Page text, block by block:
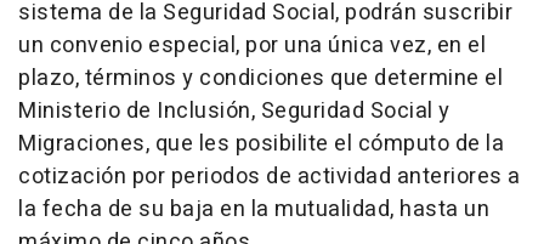
sistema de la Seguridad Social, podrán suscribir
un convenio especial, por una única vez, en el
plazo, términos y condiciones que determine el
Ministerio de Inclusión, Seguridad Social y
Migraciones, que les posibilite el cómputo de la
cotización por periodos de actividad anteriores a
la fecha de su baja en la mutualidad, hasta un